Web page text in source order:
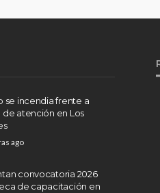
se incendia frente a
de atención en Los
ago
convocatoria 2026
de capacitación en